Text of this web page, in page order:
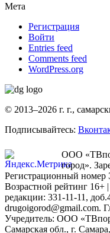
Мета
Регистрация
Войти
Entries feed
Comments feed
WordPress.org
© 2013–2026 г. г.,
Подписывайтесь:
ООО
город».
Регистрационный
Возрастной рейтинг 16+
редакции: 331-11-11,
drugoigorod@gmail.com.
Учредитель: ООО
Самарская обл., г.